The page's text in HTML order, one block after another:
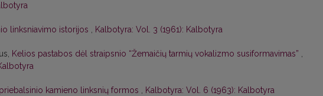
linksniavimo istorijos , Kalbotyra: Vol. 3 (1961): Kalbotyra
Kelios pastabos dėl straipsnio “Žemaičių tarmių vokalizmo susiformavimas” ,
kamieno linksnių formos , Kalbotyra: Vol. 6 (1963): Kalbotyra